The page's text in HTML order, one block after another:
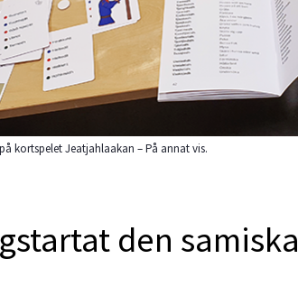
kortspelet Jeatjahlaakan – På annat vis.
den samiska